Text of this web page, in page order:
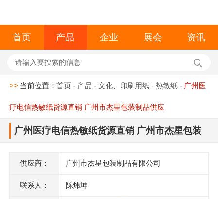
首页 产品 企业 展会 资讯
>> 当前位置：首页 - 产品 -文化、印刷用纸 -热敏纸 - 广州医
疗电信热敏纸货源直销 广州市杰星包装制品供应
广州医疗电信热敏纸货源直销 广州市杰星包装
供应商： 广州市杰星包装制品有限公司
联系人： 陈炜坤